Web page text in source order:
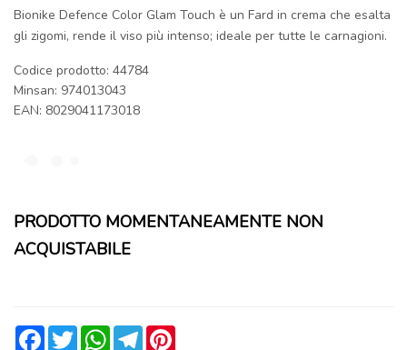
Bionike Defence Color Glam Touch è un Fard in crema che esalta
gli zigomi, rende il viso più intenso; ideale per tutte le carnagioni.
Codice prodotto: 44784
Minsan: 974013043
EAN: 8029041173018
PRODOTTO MOMENTANEAMENTE NON
ACQUISTABILE
FacebookTwitter WhatsApp
Telegram